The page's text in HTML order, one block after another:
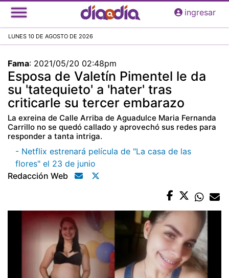
Pasar
al
principal
ingresar
LUNES 10 DE AGOSTO DE 2026
Fama: 2021/05/20 02:48pm
Esposa de Valetín Pimentel le da
su 'tatequieto' a 'hater' tras
criticarle su tercer embarazo
La exreina de Calle Arriba de Aguadulce Maria Fernanda
Carrillo no se quedó callado y aprovechó sus redes para
responder a tanta intriga.
- Netflix estrenará película de "La casa de las
flores" el 23 de junio
Redacción Web